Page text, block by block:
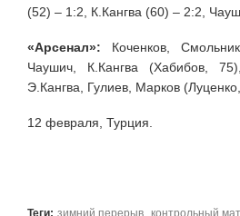
(52) – 1:2, К.Кангва (60) – 2:2,
«Арсенал»: Коченков,
Чаушич, К.Кангва (Хабибов,
Э.Кангва, Гулиев, Марков
12 февраля, Турция.
Теги: зимний перерыв контрольный